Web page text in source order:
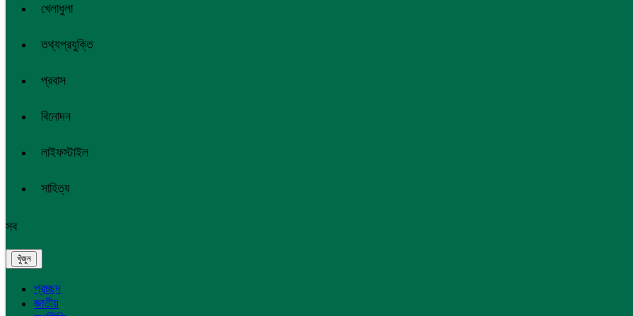
খেলাধুলা
তথ্যপ্রযুক্তি
প্রবাস
বিনোদন
লাইফস্টাইল
সাহিত্য
সব
প্রচ্ছদ
জাতীয়